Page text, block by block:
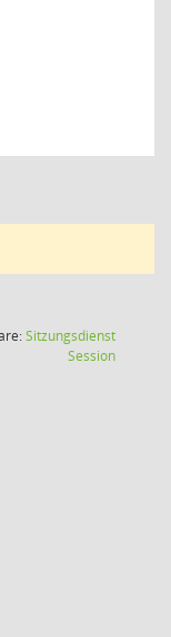
Sitzungsdienst
Session(Wird in